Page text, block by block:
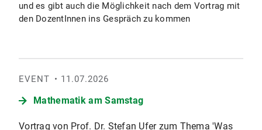
und es gibt auch die Möglichkeit nach dem Vortrag mit
den DozentInnen ins Gespräch zu kommen
EVENT 11.07.2026
Mathematik am Samstag
Vortrag von Prof. Dr. Stefan Ufer zum Thema 'Was